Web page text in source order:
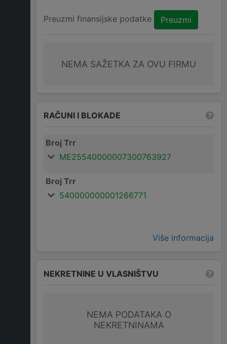
Preuzmi finansijske podatke Preuzmi
NEMA SAŽETKA ZA OVU FIRMU
RAČUNI I BLOKADE
Broj Trr
ME25540000007300763927
Broj Trr
540000000001266771
Više informacija
NEKRETNINE U VLASNIŠTVU
NEMA PODATAKA O
NEKRETNINAMA